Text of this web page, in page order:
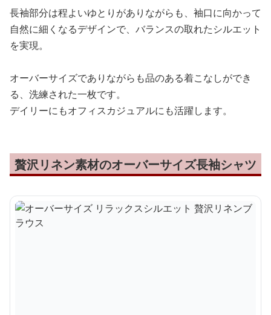
長袖部分は程よいゆとりがありながらも、袖口に向かって
自然に細くなるデザインで、バランスの取れたシルエット
を実現。
オーバーサイズでありながらも品のある着こなしができ
る、洗練された一枚です。
デイリーにもオフィスカジュアルにも活躍します。
贅沢リネン素材のオーバーサイズ長袖シャツ